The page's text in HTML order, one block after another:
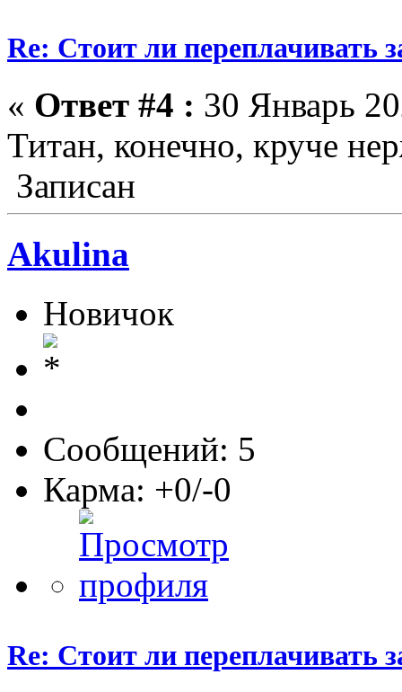
Re: Стоит ли переплачивать
« Ответ #4 : 30 Январь
Титан, конечно, круче
Записан
Akulina
Новичок
Сообщений: 5
Карма: +0/-0
Re: Стоит ли переплачивать